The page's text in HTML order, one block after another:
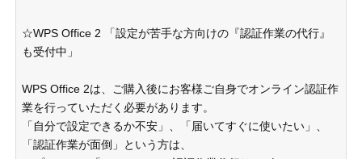
☆WPS Office 2 「設定が苦手な方向けの『認証作業の代行』
も受付中」
WPS Office 2は、ご購入後にお客様ご自身でオンライン認証作
業を行っていただく必要があります。
「自分で設定できるか不安」、「届いてすぐに使いたい」、
「認証作業が面倒」という方は、